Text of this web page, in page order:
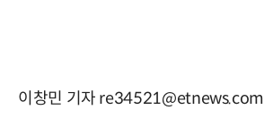
이창민 기자 re34521@etnews.com